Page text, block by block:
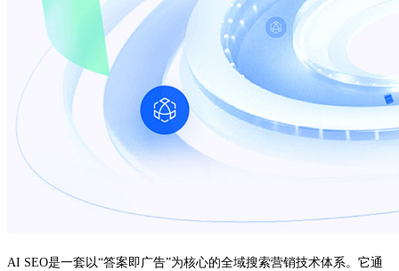
AI SEO是一套以“答案即广告”为核心的全域搜索营销技术体系。它通